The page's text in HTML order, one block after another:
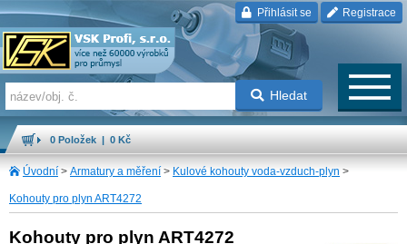
Přihlásit se Registrace
Hledat
0 Položek | 0 Kč
Úvodní > Armatury a měření > Kulové kohouty voda-vzduch-plyn >
Kohouty pro plyn ART4272
Kohouty pro plyn ART4272